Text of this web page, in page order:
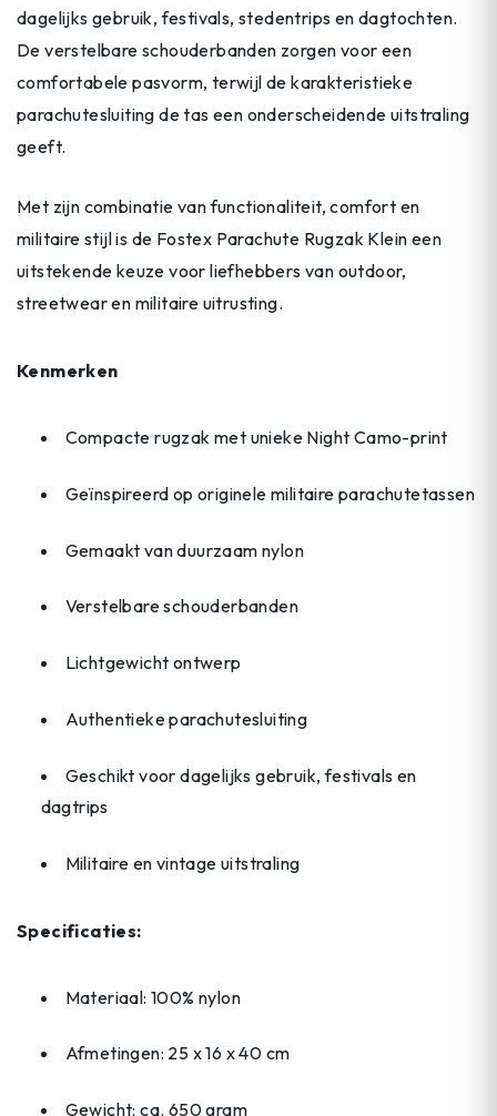
dagelijks gebruik, festivals, stedentrips en dagtochten.
De verstelbare schouderbanden zorgen voor een
comfortabele pasvorm, terwijl de karakteristieke
parachutesluiting de tas een onderscheidende uitstraling
geeft.
Met zijn combinatie van functionaliteit, comfort en
militaire stijl is de Fostex Parachute Rugzak Klein een
uitstekende keuze voor liefhebbers van outdoor,
streetwear en militaire uitrusting.
Kenmerken
Compacte rugzak met unieke Night Camo-print
Geïnspireerd op originele militaire parachutetassen
Gemaakt van duurzaam nylon
Verstelbare schouderbanden
Lichtgewicht ontwerp
Authentieke parachutesluiting
Geschikt voor dagelijks gebruik, festivals en
dagtrips
Militaire en vintage uitstraling
Specificaties:
Materiaal: 100% nylon
Afmetingen: 25 x 16 x 40 cm
Gewicht: ca. 650 gram